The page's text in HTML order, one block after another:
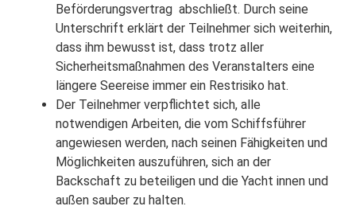
Beförderungsvertrag abschließt. Durch seine
Unterschrift erklärt der Teilnehmer sich weiterhin,
dass ihm bewusst ist, dass trotz aller
Sicherheitsmaßnahmen des Veranstalters eine
längere Seereise immer ein Restrisiko hat.
Der Teilnehmer verpflichtet sich, alle
notwendigen Arbeiten, die vom Schiffsführer
angewiesen werden, nach seinen Fähigkeiten und
Möglichkeiten auszuführen, sich an der
Backschaft zu beteiligen und die Yacht innen und
außen sauber zu halten.